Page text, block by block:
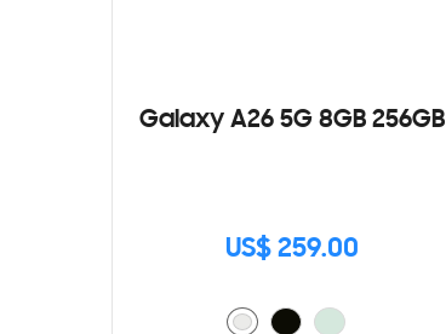
Galaxy A26 5G 8GB 256GB
US$ 259.00